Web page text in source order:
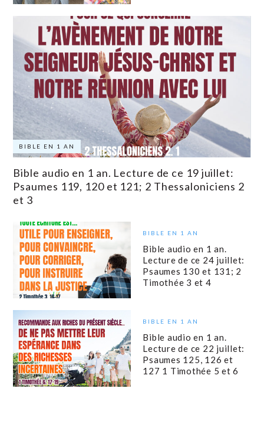
BIBLE EN 1 AN
Bible audio en 1 an. Lecture de ce 19 juillet:
Psaumes 119, 120 et 121; 2 Thessaloniciens 2
et 3
BIBLE EN 1 AN
Bible audio en 1 an.
Lecture de ce 24 juillet:
Psaumes 130 et 131; 2
Timothée 3 et 4
BIBLE EN 1 AN
Bible audio en 1 an.
Lecture de ce 22 juillet:
Psaumes 125, 126 et
127 1 Timothée 5 et 6